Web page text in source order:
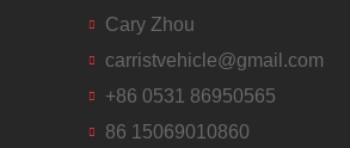
Cary Zhou
carristvehicle@gmail.com
+86 0531 86950565
86 15069010860